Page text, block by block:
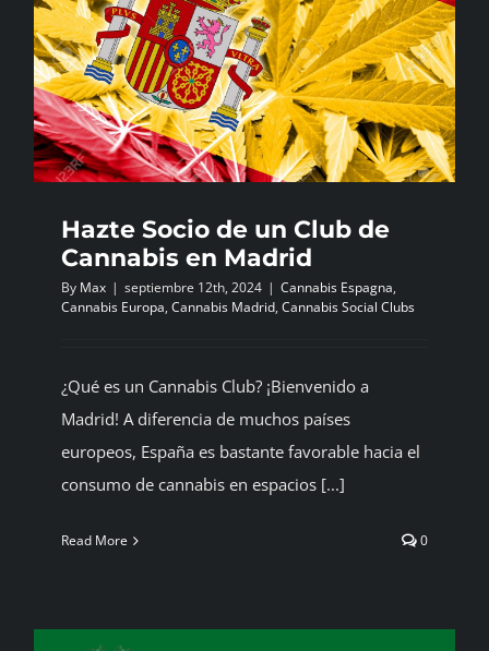
Hazte Socio de un Club de
Cannabis en Madrid
By Max | septiembre 12th, 2024 | Cannabis Espagna,
Cannabis Europa, Cannabis Madrid, Cannabis Social Clubs
¿Qué es un Cannabis Club? ¡Bienvenido a
Madrid! A diferencia de muchos países
europeos, España es bastante favorable hacia el
consumo de cannabis en espacios [...]
Read More 0